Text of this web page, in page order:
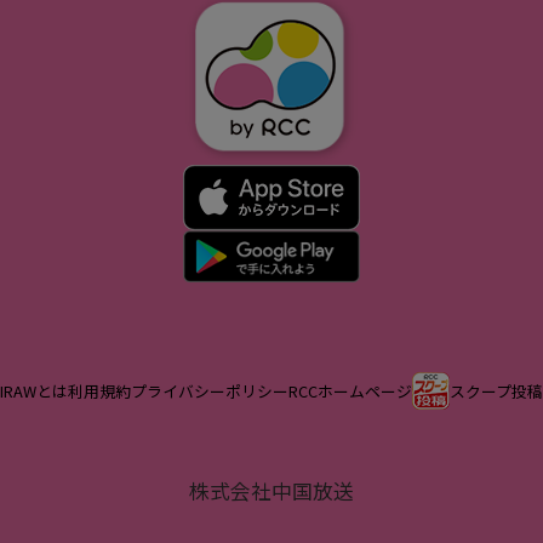
IRAWとは利用規約プライバシーポリシーRCCホームページ スクープ投稿
株式会社中国放送